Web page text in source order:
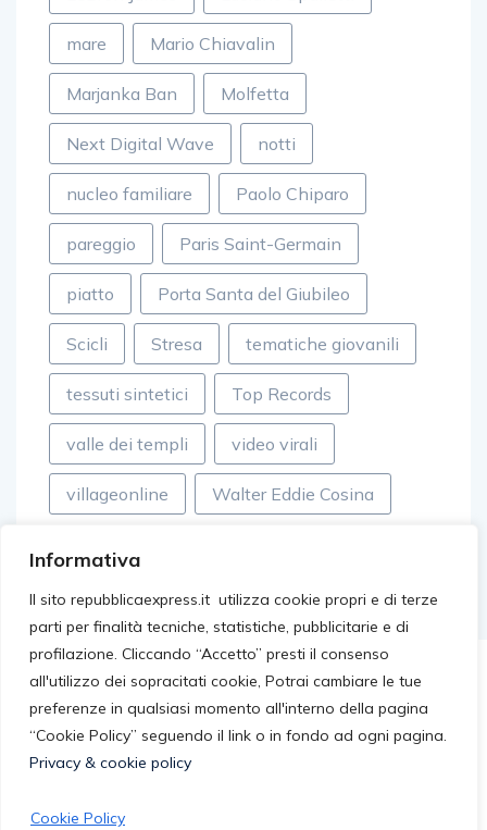
Informativa
Il sito repubblicaexpress.it utilizza cookie propri e di terze
parti per finalità tecniche, statistiche, pubblicitarie e di
profilazione. Cliccando “Accetto” presti il consenso
all'utilizzo dei sopracitati cookie, Potrai cambiare le tue
preferenze in qualsiasi momento all'interno della pagina
“Cookie Policy” seguendo il link o in fondo ad ogni pagina.
Privacy & cookie policy
Cookie Policy
mare Mario Chiavalin
Marjanka Ban Molfetta
Next Digital Wave notti
nucleo familiare Paolo Chiparo
pareggio Paris Saint-Germain
piatto Porta Santa del Giubileo
Scicli Stresa tematiche giovanili
tessuti sintetici Top Records
valle dei templi video virali
villageonline Walter Eddie Cosina